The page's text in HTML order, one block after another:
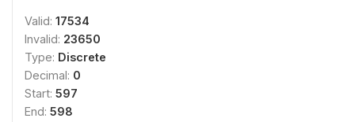
Valid: 17534
Invalid: 23650
Type: Discrete
Decimal: 0
Start: 597
End: 598